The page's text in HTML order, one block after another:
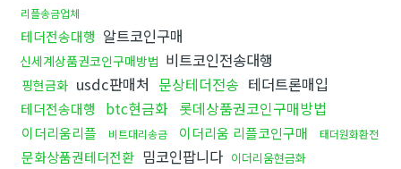
리플송금업체
테더전송대행 알트코인구매
신세계상품권코인구매방법 비트코인전송대행
핑현금화 usdc판매처 문상테더전송 테더트론매입
테더전송대행 btc현금화 롯데상품권코인구매방법
이더리움리플 비트대리송금 이더리움 리플코인구매 태더원화환전
문화상품권테더전환 밈코인팝니다 이더리움현금화